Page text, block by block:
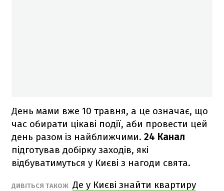
День мами вже 10 травня, а це означає, що
час обирати цікаві події, аби провести цей
день разом із найближчими. 24 Канал
підготував добірку заходів, які
відбуватимуться у Києві з нагоди свята.
ДИВІТЬСЯ ТАКОЖ Де у Києві знайти квартиру